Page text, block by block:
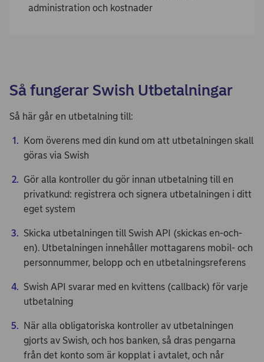
administration och kostnader
Så fungerar Swish Utbetalningar
Så här går en utbetalning till:
Kom överens med din kund om att utbetalningen skall
göras via Swish
Gör alla kontroller du gör innan utbetalning till en
privatkund: registrera och signera utbetalningen i ditt
eget system
Skicka utbetalningen till Swish API (skickas en-och-
en). Utbetalningen innehåller mottagarens mobil- och
personnummer, belopp och en utbetalningsreferens
Swish API svarar med en kvittens (callback) för varje
utbetalning
När alla obligatoriska kontroller av utbetalningen
gjorts av Swish, och hos banken, så dras pengarna
från det konto som är kopplat i avtalet, och når